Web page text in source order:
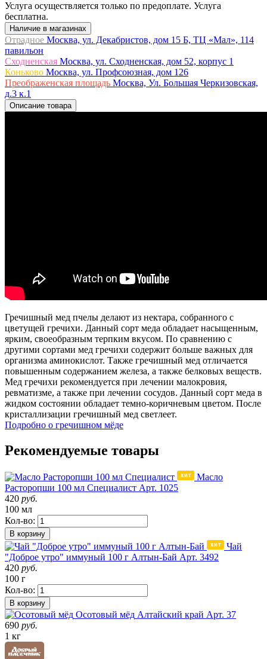
Услуга осуществляется только по предоплате. Услуга
бесплатна.
Наличие в магазинах
Отрадное Москва, ул. Декабристов, дом 15 Б, ТЦ «Мал», 114
павильон
Сходненская Москва, ул. Сходненская, дом 52, корпус 1
Коньково Москва, ул. Профсоюзная, дом 126
Преображенская площадь Москва, Ул. Большая Черкизовская,
д.3 к.1
Описание товара
Гречишный мед пчелы делают из нектара, собранного с
цветущей гречихи. Данный сорт меда обладает насыщенным,
ярким, своеобразным терпким вкусом. По сравнению с
другими сортами мед гречихи содержит больше важных для
организма аминокислот. Также гречишный мед отличается
повышенным содержанием железа, а также белковых веществ.
Мед гречихи рекомендуется при лечении малокровия,
ревматизме, а также при лечении сосудов. Данный сорт меда в
жидком состоянии обладает темно-коричневым цветом. После
кристаллизации гречишный мед светлеет.
Подробно о гречишном мёде
Рекомендуемые товары
Масло
Расторопши 100 мл Специалист Арт. 1025
420 руб.
100 мл
Кол-во:
В корзину
Чай
"Доброе утро" иммуный 100 г Алтын-Бай Арт. 3492
420 руб.
100 г
Кол-во:
В корзину
Осотовый мёд Алтайский край Арт. 37
690 руб.
1 кг